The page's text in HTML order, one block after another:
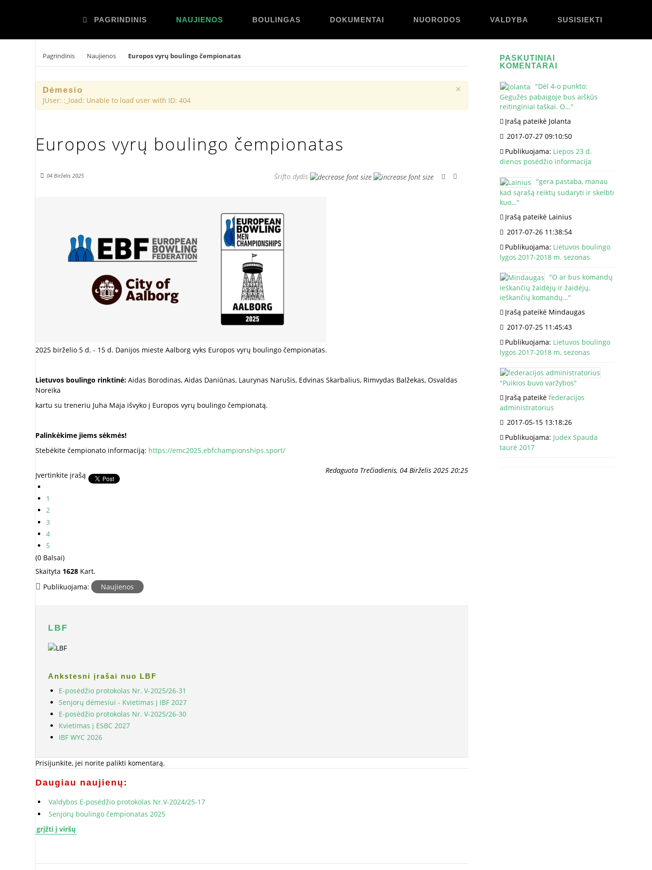
PAGRINDINIS NAUJIENOS BOULINGAS DOKUMENTAI NUORODOS VALDYBA SUSISIEKTI
Pagrindinis Naujienos Europos vyrų boulingo čempionatas
×
Dėmesio
JUser: :_load: Unable to load user with ID: 404
Europos vyrų boulingo čempionatas
Šrifto dydis
04 Birželis 2025
2025 birželio 5 d. - 15 d. Danijos mieste Aalborg vyks Europos vyrų boulingo čempionatas.
Lietuvos boulingo rinktinė: Aidas Borodinas, Aidas Daniūnas, Laurynas Narušis, Edvinas Skarbalius, Rimvydas Balžekas, Osvaldas
Noreika
kartu su treneriu Juha Maja išvyko į Europos vyrų boulingo čempionatą.
Palinkėkime jiems sėkmės!
Stebėkite čempionato informaciją: https://emc2025.ebfchampionships.sport/
Redaguota Trečiadienis, 04 Birželis 2025 20:25
Įvertinkite įrašą
1
2
3
4
5
(0 Balsai)
Skaityta 1628 Kart.
Publikuojama:
Naujienos
LBF
Ankstesni įrašai nuo LBF
E-posėdžio protokolas Nr. V-2025/26-31
Senjorų dėmesiui - Kvietimas į IBF 2027
E-posėdžio protokolas Nr. V-2025/26-30
Kvietimas į ESBC 2027
IBF WYC 2026
Prisijunkite, jei norite palikti komentarą.
Daugiau naujienų:
Valdybos E-posėdžio protokolas Nr.V-2024/25-17
Senjorų boulingo čempionatas 2025
grįžti į viršų
PASKUTINIAI
KOMENTARAI
"Dėl 4-o punkto:
Gegužės pabaigoje bus aiškūs
reitinginiai taškai. O…"
Įrašą pateikė Jolanta
2017-07-27 09:10:50
Publikuojama: Liepos 23 d.
dienos posėdžio informacija
"gera pastaba, manau
kad sąrašą reiktų sudaryti ir skelbti
kuo…"
Įrašą pateikė Lainius
2017-07-26 11:38:54
Publikuojama: Lietuvos boulingo
lygos 2017-2018 m. sezonas
"O ar bus komandų
ieškančių žaidėjų ir žaidėjų,
ieškančių komandų…"
Įrašą pateikė Mindaugas
2017-07-25 11:45:43
Publikuojama: Lietuvos boulingo
lygos 2017-2018 m. sezonas
"Puikios buvo varžybos"
Įrašą pateikėfederacijos
administratorius
2017-05-15 13:18:26
Publikuojama: Judex Spauda
taurė 2017